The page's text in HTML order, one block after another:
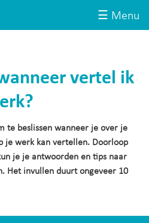
☰ Menu
vertel ik
te beslissen wanneer je over je
je werk kan vertellen. Doorloop
je je antwoorden en tips naar
Het invullen duurt ongeveer 10